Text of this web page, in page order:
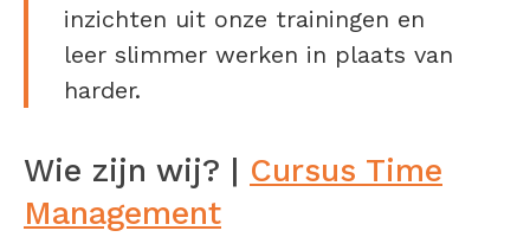
inzichten uit onze trainingen en
leer slimmer werken in plaats van
harder.
Wie zijn wij? | Cursus Time
Management